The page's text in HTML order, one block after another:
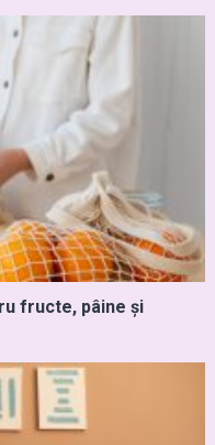
fructe, pâine și